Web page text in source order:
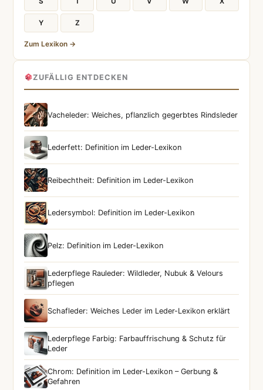
Y Z
Zum Lexikon →
ZUFÄLLIG ENTDECKEN
Vacheleder: Weiches, pflanzlich gegerbtes Rindsleder
Lederfett: Definition im Leder-Lexikon
Reibechtheit: Definition im Leder-Lexikon
Ledersymbol: Definition im Leder-Lexikon
Pelz: Definition im Leder-Lexikon
Lederpflege Rauleder: Wildleder, Nubuk & Velours
pflegen
Schafleder: Weiches Leder im Leder-Lexikon erklärt
Lederpflege Farbig: Farbauffrischung & Schutz für
Leder
Chrom: Definition im Leder-Lexikon – Gerbung &
Gefahren